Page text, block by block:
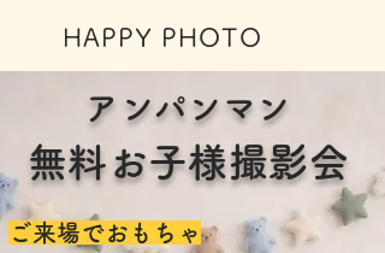
HAPPY PHOTO
アンパンマン
無料お子様撮影会
ご来場でおもちゃ